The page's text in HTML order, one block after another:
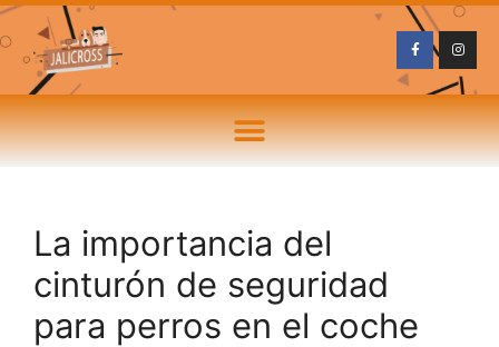
La importancia del
cinturón de seguridad
para perros en el coche